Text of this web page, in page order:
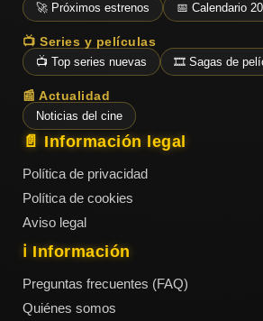
🚀 Próximos estrenos 📅 Calendario
📺 Series y películas
📺 Top series nuevas 🎞️ Sagas de
📰 Actualidad
Noticias del cine
📄 Información legal
Política de privacidad
Política de cookies
Aviso legal
ℹ️ Información
Preguntas frecuentes (FAQ)
Quiénes somos